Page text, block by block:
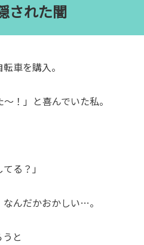
された闇
車を購入。
！」と喜んでいた私。
る？」
んだかおかしい…。
と